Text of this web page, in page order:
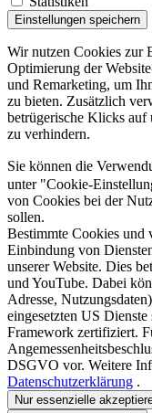
Einstellungen speichern
Wir nutzen Cookies zur
Optimierung der
und Remarketing, um
zu bieten. Zusätzlich
betrügerische Klicks auf
zu verhindern.
Sie können die
unter "Cookie-
von Cookies bei der
sollen.
Bestimmte Cookies und
Einbindung von
unserer Website. Dies
und YouTube. Dabei
Adresse,
eingesetzten US
Framework zertifiziert.
DSGVO vor. Weitere
Datenschutzerklärung .
Nur essenzielle